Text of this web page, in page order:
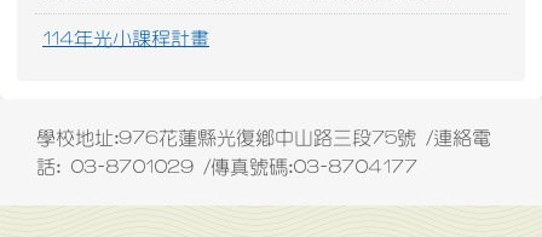
114年光小課程計畫
學校地址:976花蓮縣光復鄉中山路三段75號 /連絡電
話: 03-8701029 /傳真號碼:03-8704177